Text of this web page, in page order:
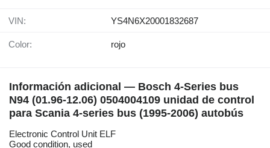
VIN: YS4N6X20001832687
Color: rojo
Información adicional — Bosch 4-Series bus
N94 (01.96-12.06) 0504004109 unidad de control
para Scania 4-series bus (1995-2006) autobús
Electronic Control Unit ELF
Good condition, used